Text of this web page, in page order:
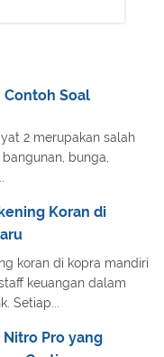
Contoh Soal
2 merupakan salah
bunga,
Koran di
koran di kopra mandiri
keuangan dalam
Setiap...
Pro yang